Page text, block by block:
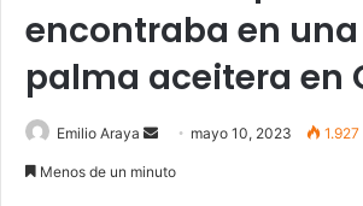
encontraba en
palma aceitera en
Emilio Araya
Send mayo 10, 2023 1.927
Menos de un minuto